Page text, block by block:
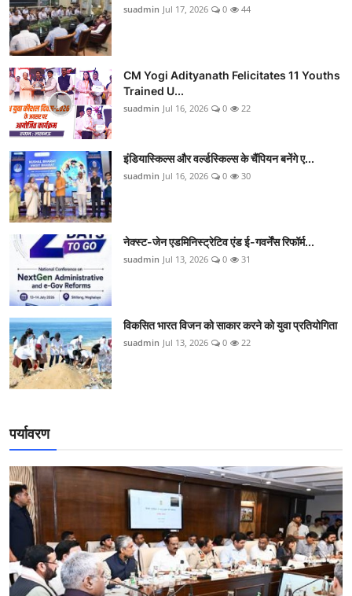
suadmin Jul 17, 2026 0 44
CM Yogi Adityanath Felicitates 11 Youths
Trained U...
suadmin Jul 16, 2026 0 22
इंडियास्किल्स और वर्ल्डस्किल्स के चैंपियन बनेंगे ए...
suadmin Jul 16, 2026 0 30
नेक्स्ट-जेन एडमिनिस्ट्रेटिव एंड ई-गवर्नेंस रिफॉर्म...
suadmin Jul 13, 2026 0 31
विकसित भारत विजन को साकार करने को युवा प्रतियोगिता
suadmin Jul 13, 2026 0 22
पर्यावरण